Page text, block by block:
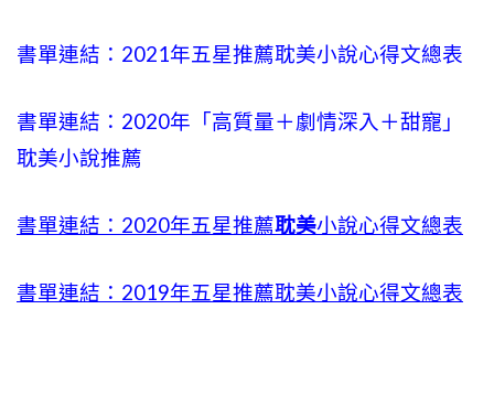
書單連結：2021年五星推薦耽美小說心得文總表
書單連結：2020年「高質量＋劇情深入＋甜寵」
耽美小說推薦
書單連結：2020年五星推薦耽美小說心得文總表
書單連結：2019年五星推薦耽美小說心得文總表